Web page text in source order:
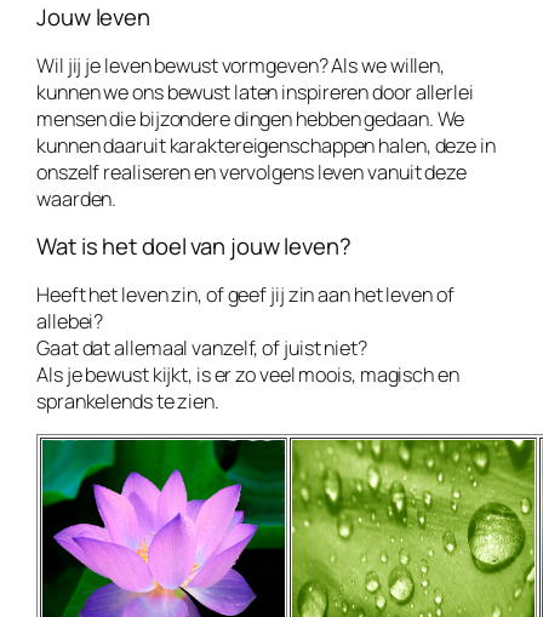
Jouw leven
Wil jij je leven bewust vormgeven? Als we willen,
kunnen we ons bewust laten inspireren door allerlei
mensen die bijzondere dingen hebben gedaan. We
kunnen daaruit karaktereigenschappen halen, deze in
onszelf realiseren en vervolgens leven vanuit deze
waarden.
Wat is het doel van jouw leven?
Heeft het leven zin, of geef jij zin aan het leven of
allebei?
Gaat dat allemaal vanzelf, of juist niet?
Als je bewust kijkt, is er zo veel moois, magisch en
sprankelends te zien.